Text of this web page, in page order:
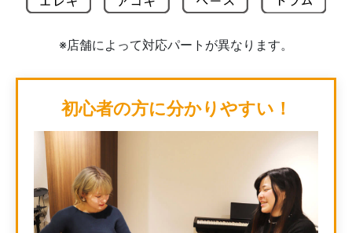
※店舗によって対応パートが異なります。
初心者の方に分かりやすい！